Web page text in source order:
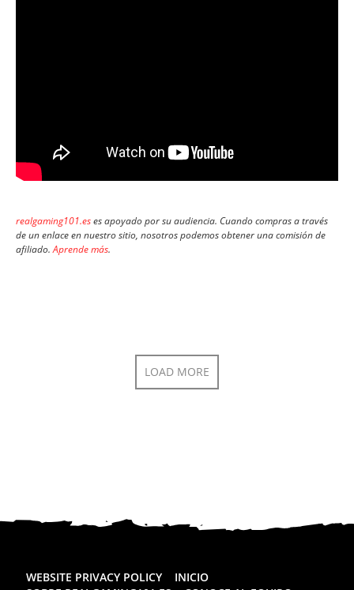
realgaming101.eses apoyado por su audiencia. Cuando compras a través
de un enlace en nuestro sitio, nosotros podemos obtener una comisión de
afiliado.Aprende más.
LOAD MORE
WEBSITE PRIVACY POLICY
INICIO